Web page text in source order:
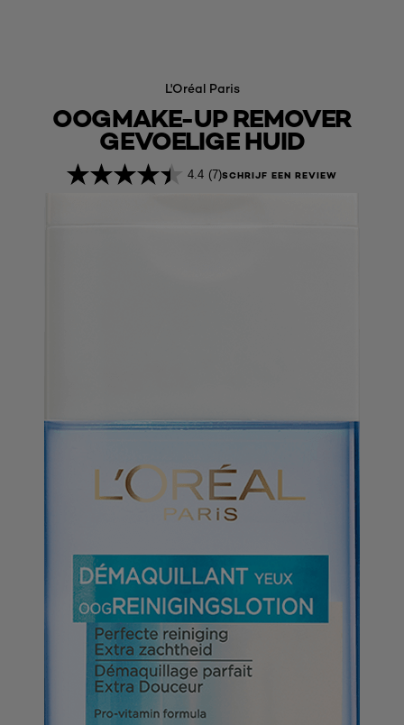
L'Oréal Paris
OOGMAKE-UP REMOVER
GEVOELIGE HUID
4.4 (7)SCHRIJF EEN REVIEW